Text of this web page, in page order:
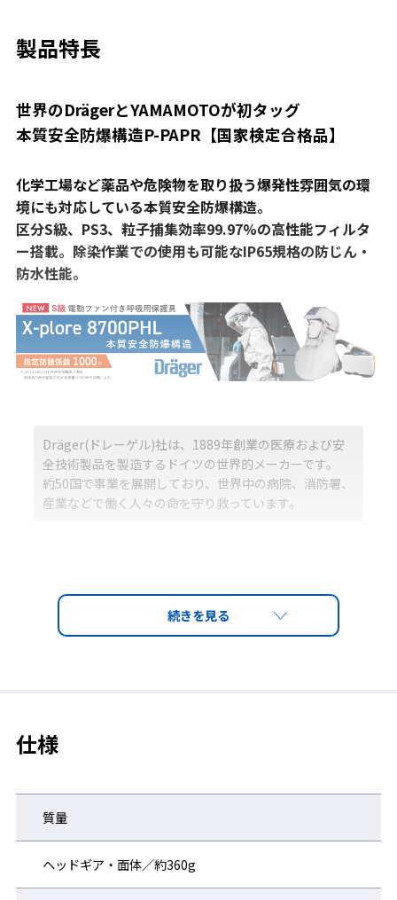
製品特長
世界のDrägerとYAMAMOTOが初タッグ
本質安全防爆構造P-PAPR【国家検定合格品】
化学工場など薬品や危険物を取り扱う爆発性雰囲気の環
境にも対応している本質安全防爆構造。
区分S級、PS3、粒子捕集効率99.97%の高性能フィルタ
ー搭載。除染作業での使用も可能なIP65規格の防じん・
防水性能。
Dräger(ドレーゲル)社は、1889年創業の医療および安
全技術製品を製造するドイツの世界的メーカーです。
約50国で事業を展開しており、世界中の病院、消防署、
産業などで働く人々の命を守り救っています。
合格品
■本質安全防爆構造とは
分により、危険箇所（可燃性ガス・粉塵等、引火による爆発のお
それがある箇所）で 爆発性ガスが点火しないことが、公的機関に
仕様
質量
ヘッドギア・面体／約360g